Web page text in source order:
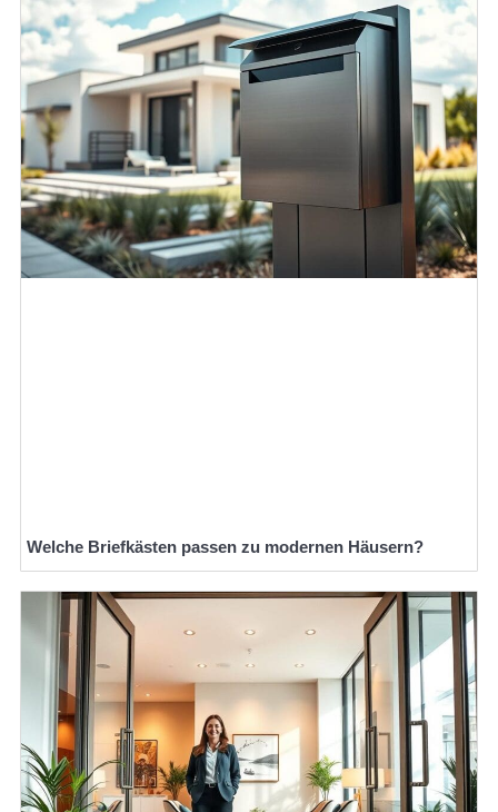
Welche Briefkästen passen zu modernen Häusern?